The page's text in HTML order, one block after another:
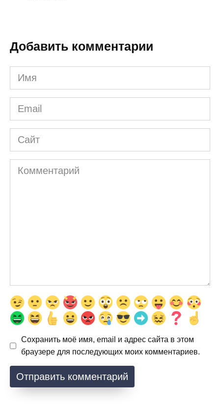
Добавить комментарии
Имя
*
Email
*
Сайт
Комментарий
Сохранить моё имя, email и адрес сайта в этом
браузере для последующих моих комментариев.